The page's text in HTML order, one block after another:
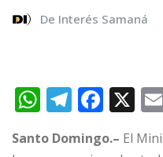
De Interés Samaná
W
at
T
e
F
c
X
Santo Domingo.– El